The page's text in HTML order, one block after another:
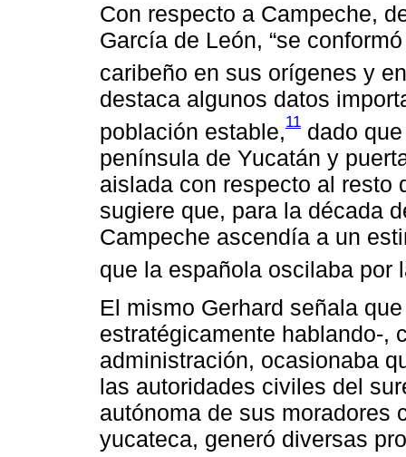
Con respecto a Campeche,
García de León, “se
caribeño en sus orígenes y
destaca algunos datos
población estable,11 dado
península de Yucatán y
aislada con respecto al resto
sugiere que, para la década
Campeche ascendía a un
que la española oscilaba por
El mismo Gerhard señala
estratégicamente hablando-,
administración, ocasionaba
las autoridades civiles del
autónoma de sus moradores
yucateca, generó diversas